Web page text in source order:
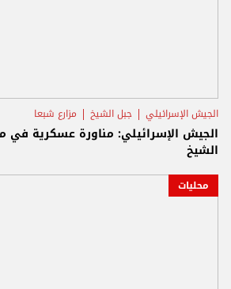
الجيش الإسرائيلي جبل الشيخ مزارع شبعا
الجيش الإسرائيلي: مناورة عسكرية في
الشيخ
محليات